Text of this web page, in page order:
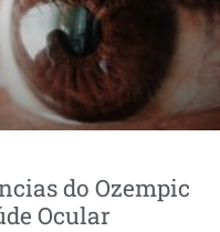
do Ozempic
Ocular